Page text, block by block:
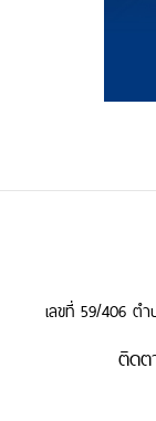
เลขที่ 59/406 ต
ติดต